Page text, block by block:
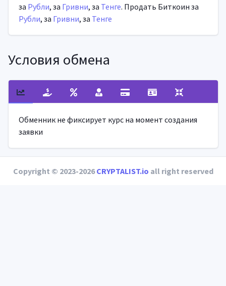
за Рубли, за Гривни, за Тенге. Продать Биткоин за
Рубли, за Гривни, за Тенге
Условия обмена
Обменник не фиксирует курс на момент создания
заявки
Copyright © 2023-2026CRYPTALIST.io all right reserved